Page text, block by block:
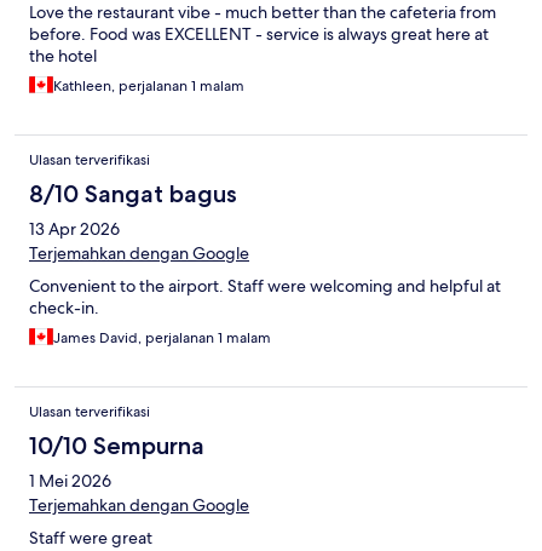
Love the restaurant vibe - much better than the cafeteria from
before. Food was EXCELLENT - service is always great here at
the hotel
Kathleen, perjalanan 1 malam
Ulasan terverifikasi
8/10 Sangat bagus
13 Apr 2026
Terjemahkan dengan Google
Convenient to the airport. Staff were welcoming and helpful at
check-in.
James David, perjalanan 1 malam
Ulasan terverifikasi
10/10 Sempurna
1 Mei 2026
Terjemahkan dengan Google
Staff were great